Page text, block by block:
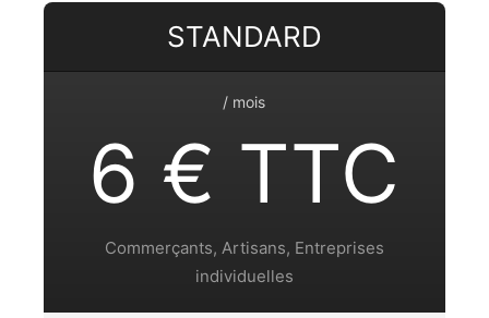
STANDARD
/ mois
6 € TTC
Commerçants, Artisans, Entreprises
individuelles